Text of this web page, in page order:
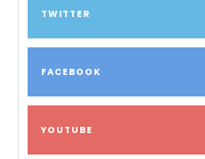
TWITTER
FACEBOOK
YOUTUBE